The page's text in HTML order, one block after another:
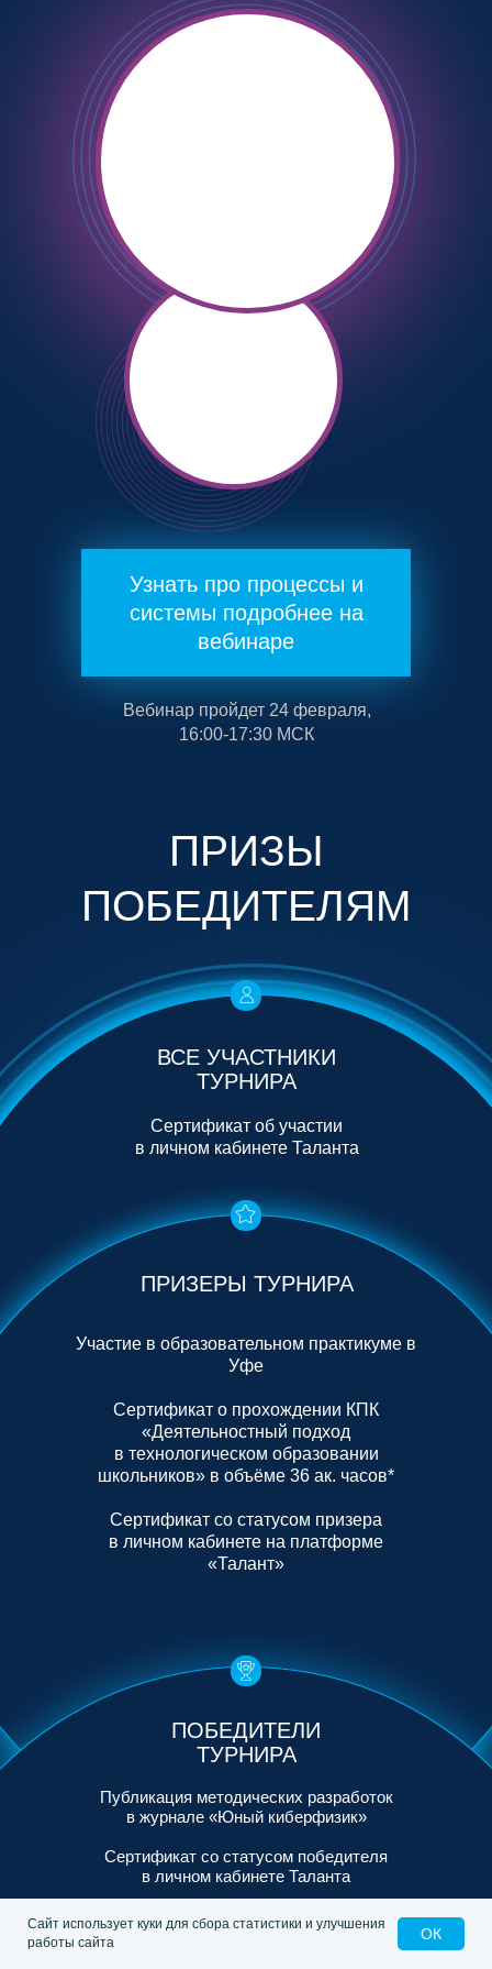
Сайт использует куки для сбора статистики и улучшения
работы сайта
ОК
Узнать про процессы и
системы подробнее на
вебинаре
Вебинар пройдет 24 февраля,
16:00-17:30 МСК
ПРИЗЫ
ПОБЕДИТЕЛЯМ
ПРИЗЕРЫ ТУРНИРА
Участие в образовательном практикуме в
Уфе
Сертификат о прохождении КПК
«Деятельностный подход
в технологическом образовании
школьников» в объёме 36 ак. часов*
Сертификат со статусом призера
в личном кабинете на платформе
«Талант»
ВСЕ УЧАСТНИКИ
ТУРНИРА
Сертификат об участии
в личном кабинете Таланта
ПОБЕДИТЕЛИ
ТУРНИРА
Публикация методических разработок
в журнале «Юный киберфизик»
Сертификат со статусом победителя
в личном кабинете Таланта
Памятные призы